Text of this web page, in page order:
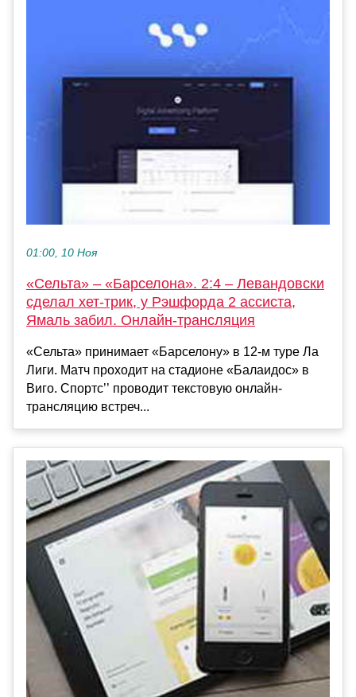
01:00, 10 Ноя
«Сельта» – «Барселона». 2:4 – Левандовски
сделал хет-трик, у Рэшфорда 2 ассиста,
Ямаль забил. Онлайн-трансляция
«Сельта» принимает «Барселону» в 12-м туре Ла
Лиги. Матч проходит на стадионе «Балаидос» в
Виго. Спортс’’ проводит текстовую онлайн-
трансляцию встреч...